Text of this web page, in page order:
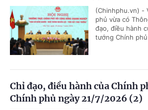
(Chinhphu.vn) -
phủ vừa có
đạo, điều hành
tướng Chính
Chỉ đạo, điều hành của Chính
Chính phủ ngày 21/7/2026 (2)